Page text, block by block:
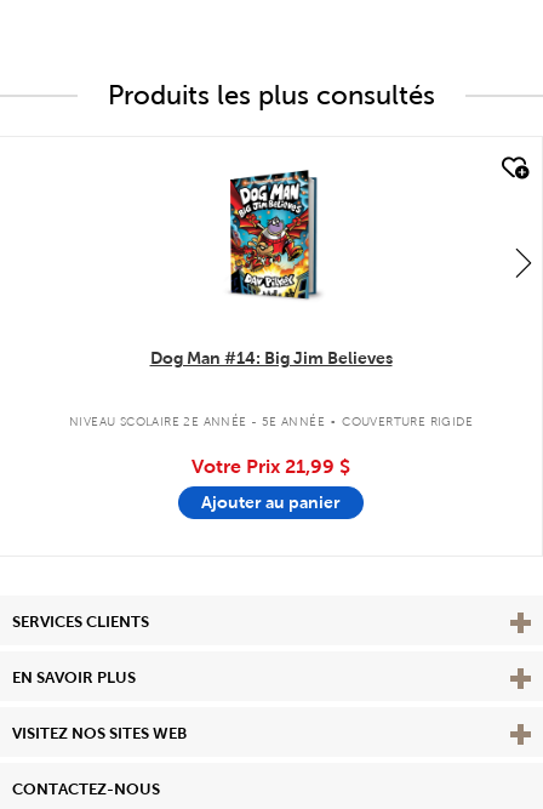
Produits les plus consultés
Dog Man #14: Big Jim Believes
NIVEAU SCOLAIRE 2E ANNÉE - 5E ANNÉE . COUVERTURE RIGIDE
Votre Prix 21,99 $
Ajouter au panier
SERVICES CLIENTS
EN SAVOIR PLUS View
VISITEZ NOS SITES WEB
CONTACTEZ-NOUS